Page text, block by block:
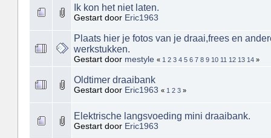
Ik kon het niet laten.
Gestart door Eric1963
Plaats hier je fotos van je draai,frees en
werkstukken.
Gestart door mestyle « 1 2 3 4 5 6 7 8 9 10 11 12 13 14 »
Oldtimer draaibank
Gestart door Eric1963 « 1 2 3 »
Elektrische langsvoeding mini draaibank.
Gestart door Eric1963